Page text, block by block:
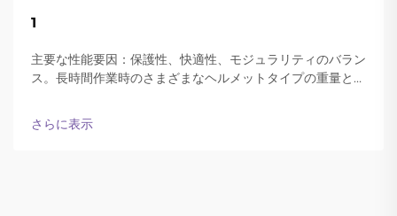
1
主要な性能要因：保護性、快適性、モジュラリティのバラン
ス。長時間作業時のさまざまなヘルメットタイプの重量と快
な保護性能の両立をうまく実現しています。
さらに表示